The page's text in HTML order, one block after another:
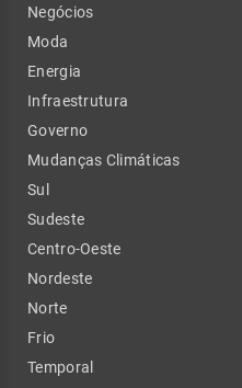
Negócios
Moda
Energia
Infraestrutura
Governo
Mudanças Climáticas
Sul
Sudeste
Centro-Oeste
Nordeste
Norte
Frio
Temporal